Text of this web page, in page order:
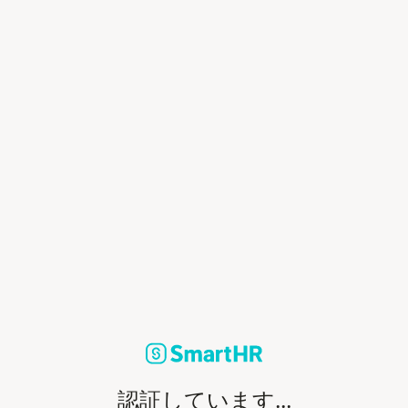
認証しています...